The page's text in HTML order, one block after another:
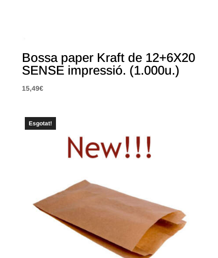
Bossa paper Kraft de 12+6X20
SENSE impressió. (1.000u.)
15,49€
Esgotat!